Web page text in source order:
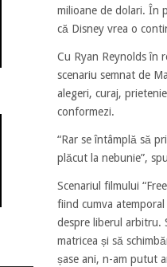
milioane de dolari. În
că Disney vrea o
Cu Ryan Reynolds în
scenariu semnat de
alegeri, curaj,
conformezi.
“Rar se întâmplă să
plăcut la nebunie”,
Scenariul filmului
fiind cumva
despre liberul arbitru.
matricea și să
șase ani, n-am putut